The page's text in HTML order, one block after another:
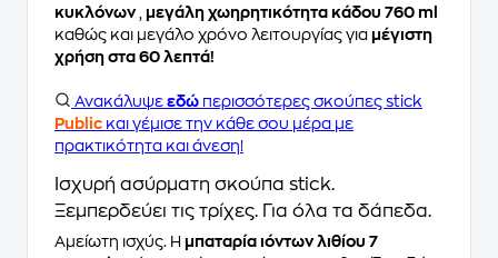
κυκλόνων, μεγάλη χωηρητικότητα κάδου 760 ml
καθώς και μεγάλο χρόνο λειτουργίας για μέγιστη
χρήση στα 60 λεπτά!
Ανακάλυψε εδώ περισσότερες σκούπες stick
Public και γέμισε την κάθε σου μέρα με
πρακτικότητα και άνεση!
Ισχυρή ασύρματη σκούπα stick.
Ξεμπερδεύει τις τρίχες. Για όλα τα δάπεδα.
Αμείωτη ισχύς. Η μπαταρία ιόντων λιθίου 7